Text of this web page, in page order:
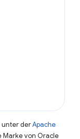
unter derApache
Marke von Oracle